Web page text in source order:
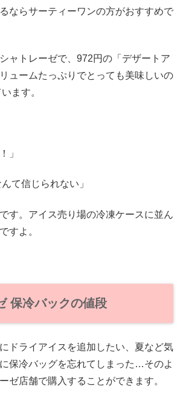
ならサーティーワンの方がおすすめで
ャトレーゼで、972円の「デザートア
ュームたっぷりでとっても美味しいの
ます。
」
て信じられない」
す。アイス売り場の冷凍ケースに並ん
すよ。
保冷バックの値段
ドライアイスを追加したい、夏など気
保冷バッグを忘れてしまった…そのよ
ゼ店舗で購入することができます。